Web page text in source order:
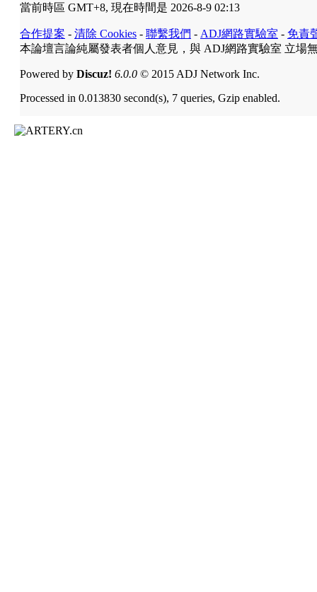
當前時區 GMT+8, 現在時間是 2026-8-9 02:13
合作提案 - 清除 Cookies - 聯繫我們 - ADJ網路實驗室 - 免責
本論壇言論純屬發表者個人意見，與 ADJ網路實驗室 立場
Powered by Discuz! 6.0.0 © 2015 ADJ Network Inc.
Processed in 0.013830 second(s), 7 queries, Gzip enabled.